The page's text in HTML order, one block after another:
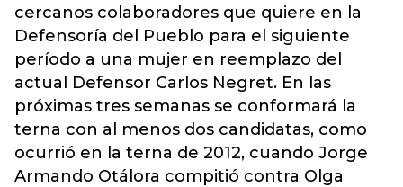
cercanos colaboradores que quiere en la
Defensoría del Pueblo para el siguiente
período a una mujer en reemplazo del
actual Defensor Carlos Negret. En las
próximas tres semanas se conformará la
terna con al menos dos candidatas, como
ocurrió en la terna de 2012, cuando Jorge
Armando Otálora compitió contra Olga